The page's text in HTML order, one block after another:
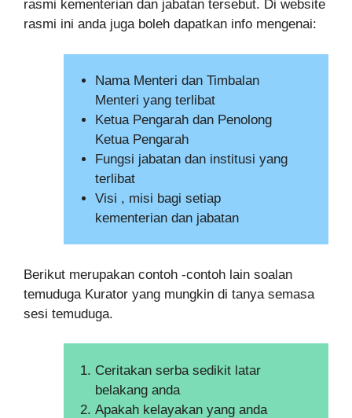
rasmi kementerian dan jabatan tersebut. Di website
rasmi ini anda juga boleh dapatkan info mengenai:
Nama Menteri dan Timbalan
Menteri yang terlibat
Ketua Pengarah dan Penolong
Ketua Pengarah
Fungsi jabatan dan institusi yang
terlibat
Visi , misi bagi setiap
kementerian dan jabatan
Berikut merupakan contoh -contoh lain soalan
temuduga Kurator yang mungkin di tanya semasa
sesi temuduga.
Ceritakan serba sedikit latar
belakang anda
Apakah kelayakan yang anda